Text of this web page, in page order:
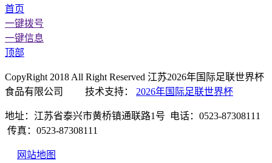
首页
一键拨号
一键信息
顶部
CopyRight 2018 All Right Reserved 江苏2026年国际足联世界杯
食品有限公司 技术支持： 2026年国际足联世界杯
地址：江苏省泰兴市黄桥镇通联路1号 电话：0523-87308111
传真：0523-87308111
网站地图